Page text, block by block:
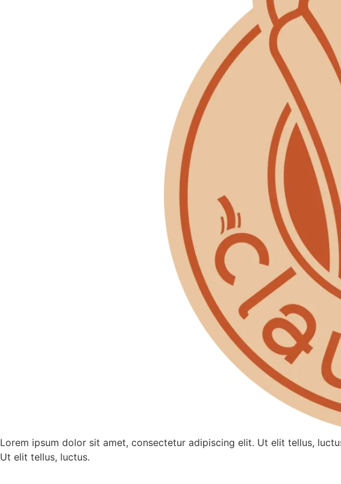
Lorem ipsum dolor sit amet, consectetur adipiscing elit. Ut elit tellus,
Ut elit tellus, luctus.